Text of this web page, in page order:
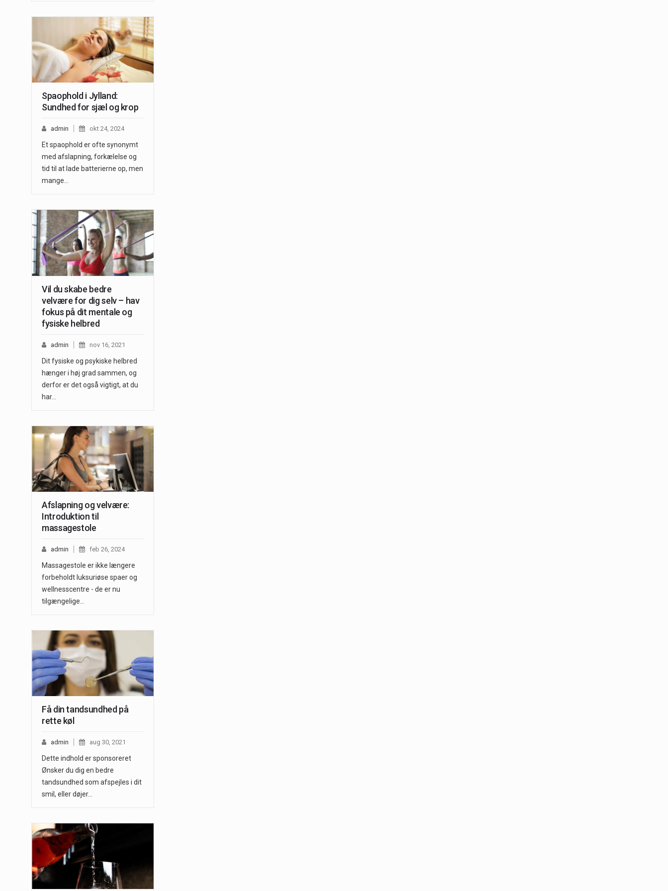
Spaophold i Jylland:
Sundhed for sjæl og krop
admin okt 24, 2024
Et spaophold er ofte synonymt
med afslapning, forkælelse og
tid til at lade batterierne op, men
mange…
Vil du skabe bedre
velvære for dig selv – hav
fokus på dit mentale og
fysiske helbred
admin nov 16, 2021
Dit fysiske og psykiske helbred
hænger i høj grad sammen, og
derfor er det også vigtigt, at du
har…
Afslapning og velvære:
Introduktion til
massagestole
admin feb 26, 2024
Massagestole er ikke længere
forbeholdt luksuriøse spaer og
wellnesscentre - de er nu
tilgængelige…
Få din tandsundhed på
rette køl
admin aug 30, 2021
Dette indhold er sponsoreret
Ønsker du dig en bedre
tandsundhed som afspejles i dit
smil, eller døjer…